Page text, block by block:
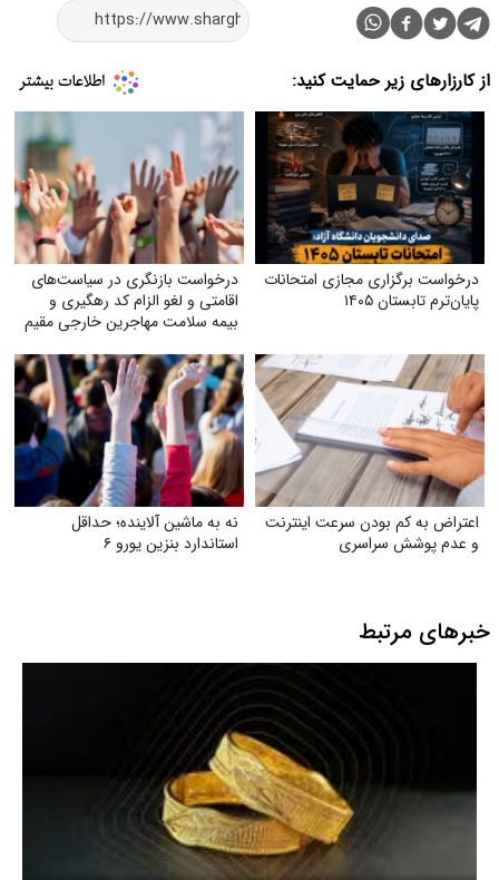
از کارزارهای زیر حمایت کنید:
درخواست برگزاری مجازی امتحانات
پایان‌ترم تابستان ۱۴۰۵
درخواست بازنگری در سیاست‌های
اقامتی و لغو الزام کد رهگیری و
بیمه سلامت مهاجرین خارجی مقیم
اعتراض به کم بودن سرعت اینترنت
و عدم پوشش سراسری
نه به ماشین آلاینده؛ حداقل
استاندارد بنزین یورو ۶
خبرهای مرتبط